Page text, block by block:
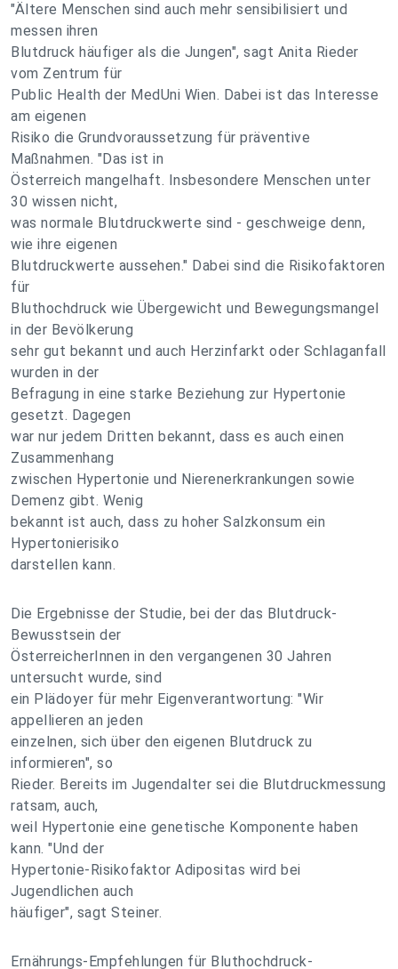
"Ältere Menschen sind auch mehr sensibilisiert und
messen ihren
Blutdruck häufiger als die Jungen", sagt Anita Rieder
vom Zentrum für
Public Health der MedUni Wien. Dabei ist das Interesse
am eigenen
Risiko die Grundvoraussetzung für präventive
Maßnahmen. "Das ist in
Österreich mangelhaft. Insbesondere Menschen unter
30 wissen nicht,
was normale Blutdruckwerte sind - geschweige denn,
wie ihre eigenen
Blutdruckwerte aussehen." Dabei sind die Risikofaktoren
für
Bluthochdruck wie Übergewicht und Bewegungsmangel
in der Bevölkerung
sehr gut bekannt und auch Herzinfarkt oder Schlaganfall
wurden in der
Befragung in eine starke Beziehung zur Hypertonie
gesetzt. Dagegen
war nur jedem Dritten bekannt, dass es auch einen
Zusammenhang
zwischen Hypertonie und Nierenerkrankungen sowie
Demenz gibt. Wenig
bekannt ist auch, dass zu hoher Salzkonsum ein
Hypertonierisiko
darstellen kann.
Die Ergebnisse der Studie, bei der das Blutdruck-
Bewusstsein der
ÖsterreicherInnen in den vergangenen 30 Jahren
untersucht wurde, sind
ein Plädoyer für mehr Eigenverantwortung: "Wir
appellieren an jeden
einzelnen, sich über den eigenen Blutdruck zu
informieren", so
Rieder. Bereits im Jugendalter sei die Blutdruckmessung
ratsam, auch,
weil Hypertonie eine genetische Komponente haben
kann. "Und der
Hypertonie-Risikofaktor Adipositas wird bei
Jugendlichen auch
häufiger", sagt Steiner.
Ernährungs-Empfehlungen für Bluthochdruck-